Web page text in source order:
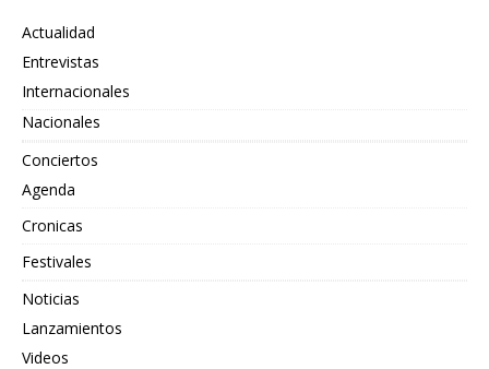
Actualidad
Entrevistas
Internacionales
Nacionales
Conciertos
Agenda
Cronicas
Festivales
Noticias
Lanzamientos
Videos